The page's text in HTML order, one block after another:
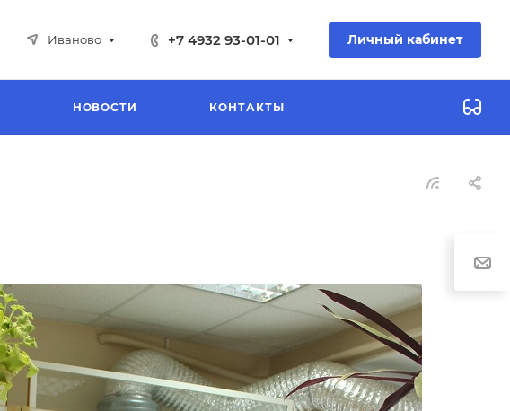
Иваново +7 4932 93-01-01 Личный кабинет
НОВОСТИ КОНТАКТЫ